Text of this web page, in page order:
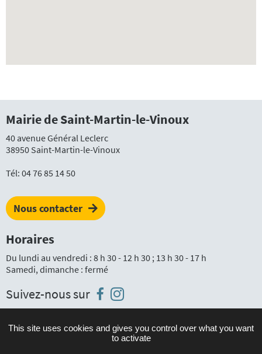
Mairie de Saint-Martin-le-Vinoux
40 avenue Général Leclerc
38950 Saint-Martin-le-Vinoux
Tél: 04 76 85 14 50
Nous contacter
Horaires
Du lundi au vendredi : 8 h 30 - 12 h 30 ; 13 h 30 - 17 h
Samedi, dimanche : fermé
Suivez-nous sur Facebook
Instagram
This site uses cookies and gives you control over what you want
to activate